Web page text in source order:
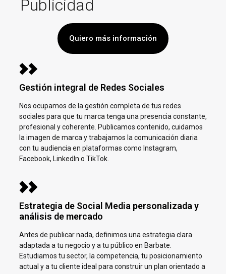
Publicidad
Quiero más información
Gestión integral de Redes Sociales
Nos ocupamos de la gestión completa de tus redes
sociales para que tu marca tenga una presencia constante,
profesional y coherente. Publicamos contenido, cuidamos
la imagen de marca y trabajamos la comunicación diaria
con tu audiencia en plataformas como Instagram,
Facebook, LinkedIn o TikTok.
Estrategia de Social Media personalizada y
análisis de mercado
Antes de publicar nada, definimos una estrategia clara
adaptada a tu negocio y a tu público en Barbate.
Estudiamos tu sector, la competencia, tu posicionamiento
actual y a tu cliente ideal para construir un plan orientado a